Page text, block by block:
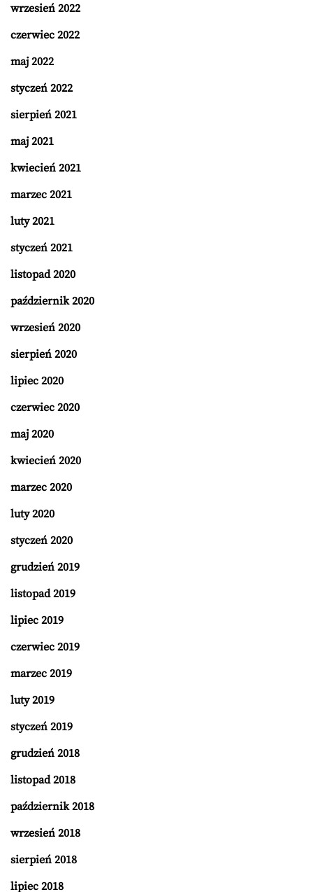
wrzesień 2022
czerwiec 2022
maj 2022
styczeń 2022
sierpień 2021
maj 2021
kwiecień 2021
marzec 2021
luty 2021
styczeń 2021
listopad 2020
październik 2020
wrzesień 2020
sierpień 2020
lipiec 2020
czerwiec 2020
maj 2020
kwiecień 2020
marzec 2020
luty 2020
styczeń 2020
grudzień 2019
listopad 2019
lipiec 2019
czerwiec 2019
marzec 2019
luty 2019
styczeń 2019
grudzień 2018
listopad 2018
październik 2018
wrzesień 2018
sierpień 2018
lipiec 2018